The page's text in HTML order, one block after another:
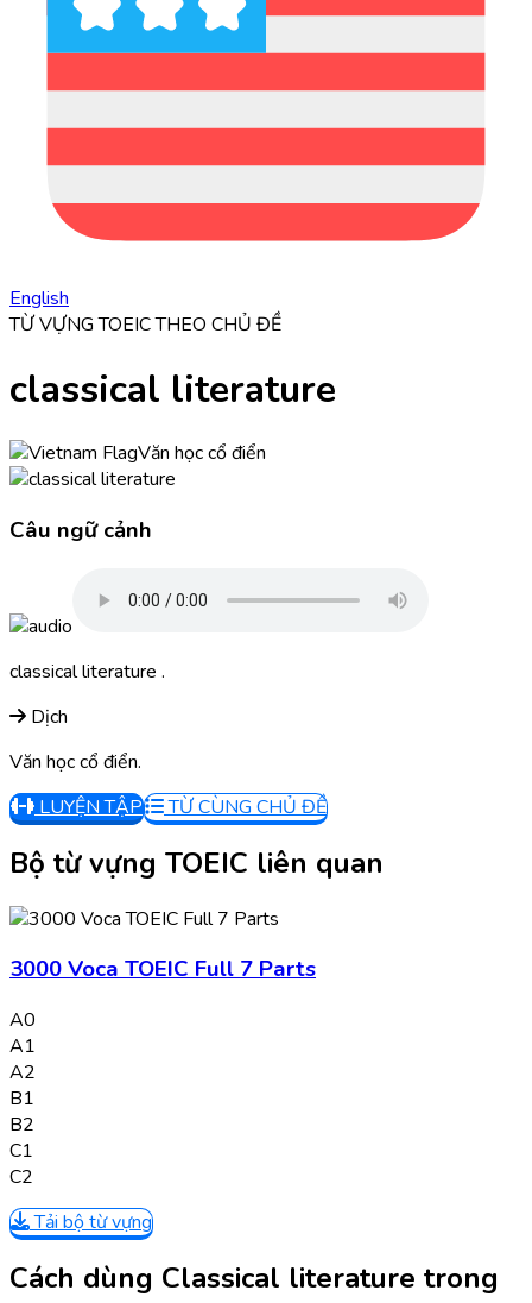
English
TỪ VỰNG TOEIC THEO CHỦ ĐỀ
classical literature
Văn học cổ điển
Câu ngữ cảnh
classical literature .
Dịch
Văn học cổ điển.
LUYỆN TẬP
TỪ CÙNG CHỦ ĐỀ
Bộ từ vựng TOEIC liên quan
3000 Voca TOEIC Full 7 Parts
A0
A1
A2
B1
B2
C1
C2
Tải bộ từ vựng
Cách dùng Classical literature trong